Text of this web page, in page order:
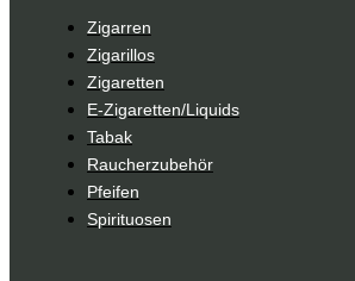
Zigarren
Zigarillos
Zigaretten
E-Zigaretten/Liquids
Tabak
Raucherzubehör
Pfeifen
Spirituosen